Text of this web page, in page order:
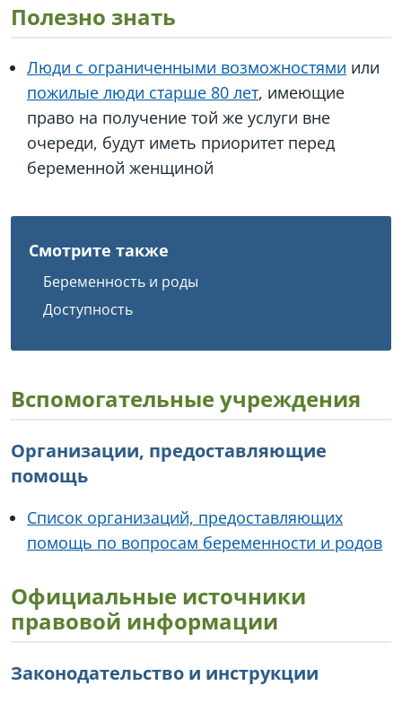
Полезно знать
Люди с ограниченными возможностями или
пожилые люди старше 80 лет, имеющие
право на получение той же услуги вне
очереди, будут иметь приоритет перед
беременной женщиной
Смотрите также
Беременность и роды
Доступность
Вспомогательные учреждения
Организации, предоставляющие
помощь
Список организаций, предоставляющих
помощь по вопросам беременности и родов
Официальные источники
правовой информации
Законодательство и инструкции